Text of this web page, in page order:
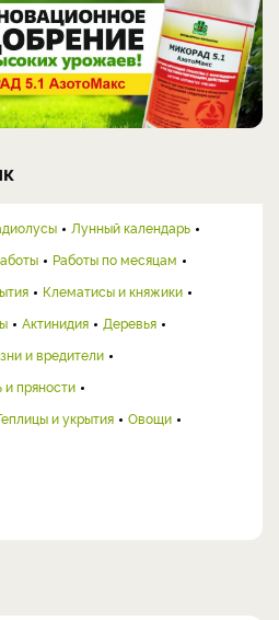
Лунный календарь
Работы по месяцам
Клематисы и княжики
Актинидия
Деревья
и вредители
и пряности
и укрытия
Овощи